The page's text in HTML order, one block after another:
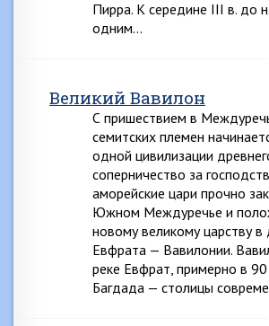
Пирра. К середине III в. до
одним…
Великий Вавилон
С пришествием в
семитских племен
одной цивилизации
соперничество за
аморейские цари прочно
Южном Междуречье и
новому великому царству в
Евфрата — Вавилонии.
реке Евфрат, примерно в
Багдада — столицы